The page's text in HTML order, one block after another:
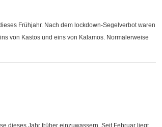
Frühjahr. Nach dem lockdown-Segelverbot waren
von Kastos und eins von Kalamos. Normalerweise
dieses Jahr früher einzuwassern. Seit Februar liegt